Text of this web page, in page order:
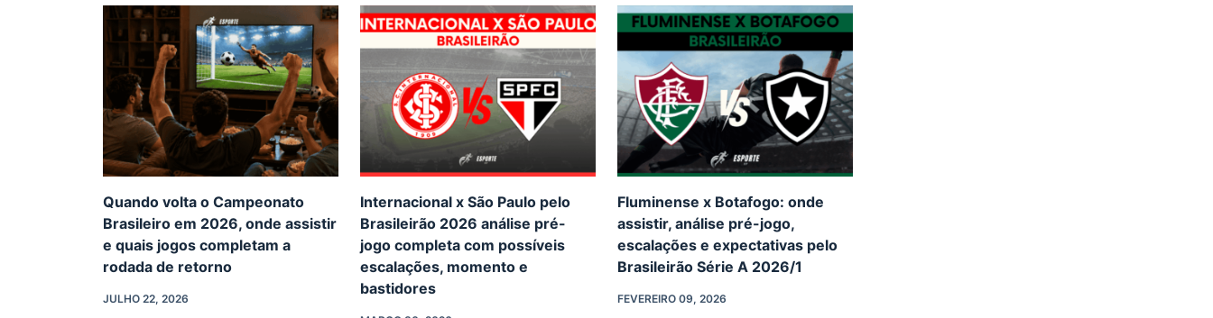
Quando volta o Campeonato
Brasileiro em 2026, onde assistir
e quais jogos completam a
rodada de retorno
JULHO 22, 2026
Internacional x São Paulo pelo
Brasileirão 2026 análise pré-
jogo completa com possíveis
escalações, momento e
bastidores
Fluminense x Botafogo: onde
assistir, análise pré-jogo,
escalações e expectativas pelo
Brasileirão Série A 2026/1
FEVEREIRO 09, 2026